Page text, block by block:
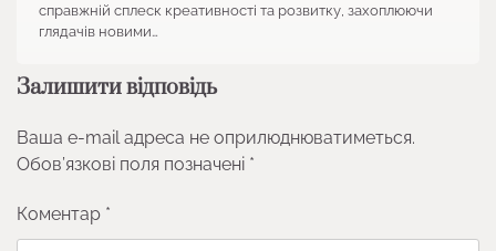
справжній сплеск креативності та розвитку, захоплюючи
глядачів новими…
Залишити відповідь
Ваша e-mail адреса не оприлюднюватиметься.
Обов’язкові поля позначені *
Коментар *